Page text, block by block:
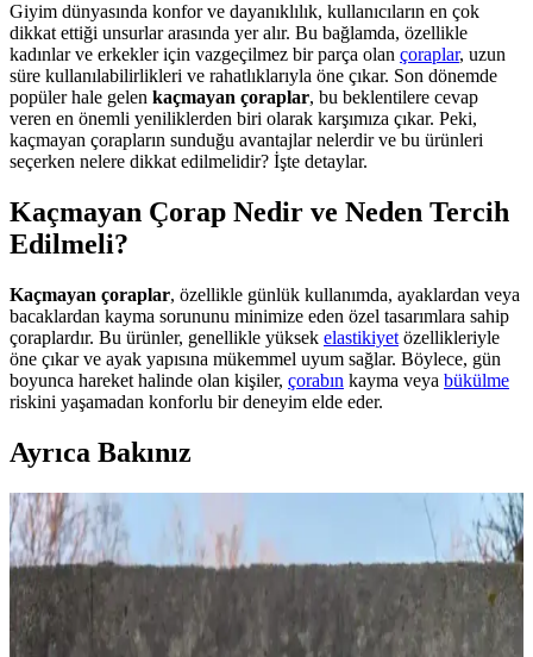
Giyim dünyasında konfor ve dayanıklılık, kullanıcıların en çok
dikkat ettiği unsurlar arasında yer alır. Bu bağlamda, özellikle
kadınlar ve erkekler için vazgeçilmez bir parça olan çoraplar, uzun
süre kullanılabilirlikleri ve rahatlıklarıyla öne çıkar. Son dönemde
popüler hale gelen kaçmayan çoraplar, bu beklentilere cevap
veren en önemli yeniliklerden biri olarak karşımıza çıkar. Peki,
kaçmayan çorapların sunduğu avantajlar nelerdir ve bu ürünleri
seçerken nelere dikkat edilmelidir? İşte detaylar.
Kaçmayan Çorap Nedir ve Neden Tercih
Edilmeli?
Kaçmayan çoraplar, özellikle günlük kullanımda, ayaklardan veya
bacaklardan kayma sorununu minimize eden özel tasarımlara sahip
çoraplardır. Bu ürünler, genellikle yüksek elastikiyet özellikleriyle
öne çıkar ve ayak yapısına mükemmel uyum sağlar. Böylece, gün
boyunca hareket halinde olan kişiler, çorabın kayma veya bükülme
riskini yaşamadan konforlu bir deneyim elde eder.
Ayrıca Bakınız
Unbranded UB701 Raw Selvedge Denim: Geniş
Paça Kesim, Konfor ve Bakım Rehberi
Unbranded UB701, geniş paça raw selvedge denim pantolon olarak
sert kumaşı zamanla yumuşar. Kesim özellikleri, manşet detayları ve
bakım önerileriyle uzun ömürlü kullanım sağlar.